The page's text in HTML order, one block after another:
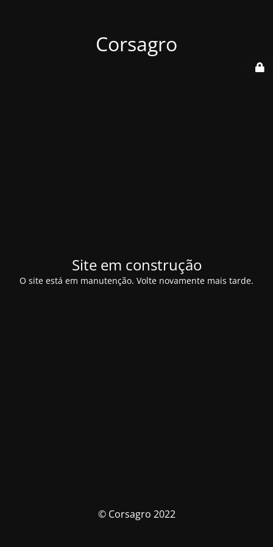
Corsagro
Site em construção
O site está em manutenção. Volte novamente mais tarde.
© Corsagro 2022